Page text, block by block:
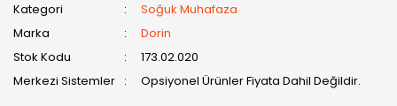
Kategori
Soğuk Muhafaza
Marka
Dorin
Stok Kodu
173.02.020
Merkezi Sistemler
Opsiyonel Ürünler Fiyata Dahil Değildir.